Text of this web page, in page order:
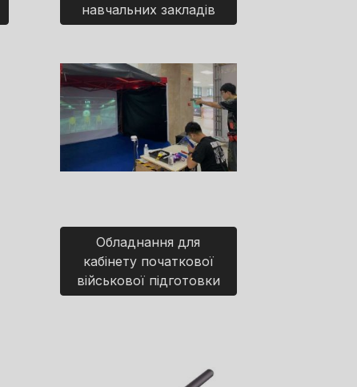
навчальних закладів
Обладнання для
кабінету початкової
військової підготовки